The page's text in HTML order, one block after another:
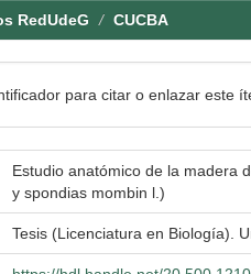
RedUdeG CUCBA
para citar o enlazar este
Estudio anatómico de la madera
y spondias mombin l.)
Tesis (Licenciatura en Biología).